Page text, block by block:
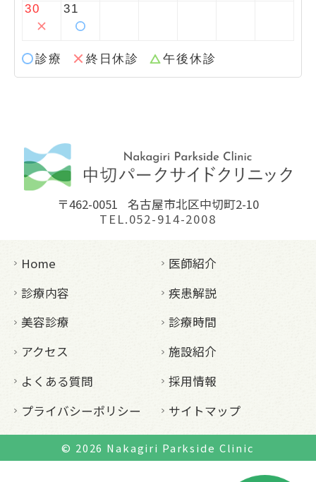
30 31
診療 終日休診 午後休診
〒462-0051
名古屋市北区中切町2-10
TEL.052-914-2008
Home
医師紹介
診療内容
疾患解説
美容診療
診療時間
アクセス
施設紹介
よくある質問
採用情報
プライバシーポリシー
サイトマップ
© 2026 Nakagiri Parkside Clinic